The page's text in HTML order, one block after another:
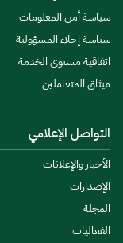
سياسة أمن المعلومات
سياسة إخلاء المسؤولية
اتفاقية مستوى الخدمة
ميثاق المتعاملين
التواصل الإعلامي
الأخبار والإعلانات
الإصدارات
المجلة
الفعاليات